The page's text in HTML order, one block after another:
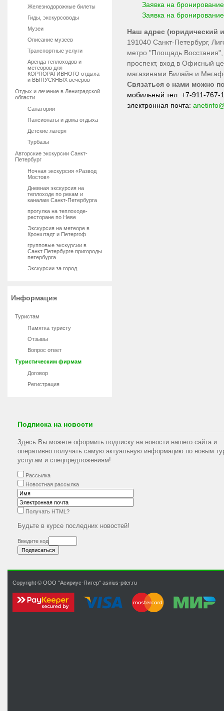
Заявка на
Заявка на
Наш адрес (юридический
191040 Санкт-Петербург,
метро "Площадь
проспект, вход в Офисный
магазинами Билайн и
Связаться с нами можно
мобильный тел. +7-911-767-
электронная почта:
Железнодорожные билеты
Гиды, экскурсоводы
Музеи
Описание музеев
Транспортные услуги
Аренда теплоходов и
метеоров для
КОРПОРАТИВНОГО отдыха
и ВЫПУСКНЫХ вечеров
Отдых и лечение в Лениградской
области
Санатории
Пансионаты и дома отдыха
Детские лагеря
Турбазы
Авторские экскурсии Санкт-
Петербург
Ночная экскурсия «Развод
Мостов»
Дневная экскурсия на
теплоходе по рекам и
каналам Санкт-Петербурга
прогулка на теплоходе-
ресторане по Неве
Экскурсия на метеоре в
Кронштадт и Петергоф
групповые экскурсии в
Санкт Петербурге пригороды
петербурга
Экскурсии за город
Информация
Туристам
Памятка туристу
Отзывы
Вопрос ответ
Туристическим фирмам
Договор
Регистрация
Подписка на новости
Здесь Вы можете оформить подписку на новости нашего сайта и
оперативно получать самую актуальную информацию по новым
услугам и спецпредложениям!
Рассылка
Новостная рассылка
Получать HTML?
Будьте в курсе последних новостей!
Введите код
Copyright © ООО "Асириус-Питер" asirius-piter.ru